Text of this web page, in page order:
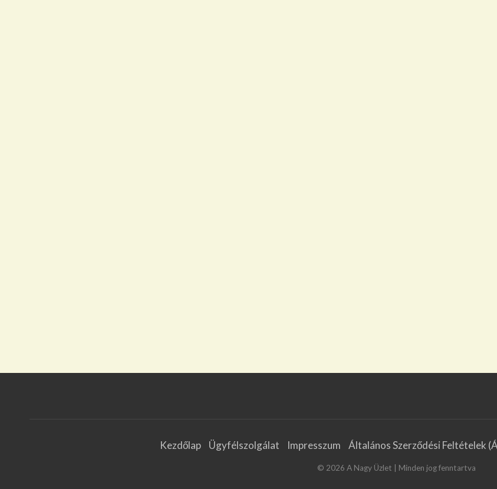
Kezdőlap Ügyfélszolgálat Impresszum Általános Szerződési Feltételek
© 2026 A Nagy Üzlet | Minden jog fenntartva